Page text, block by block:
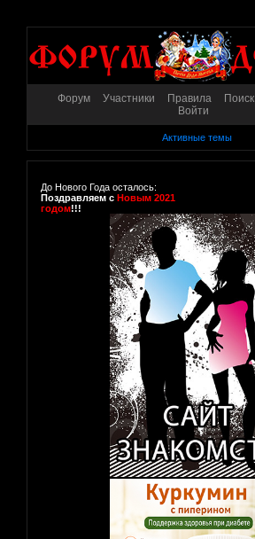
Форум Участники Правила Поиск
Войти
Активные темы
До Нового Года осталось:
Поздравляем с Новым 2021
годом!!!